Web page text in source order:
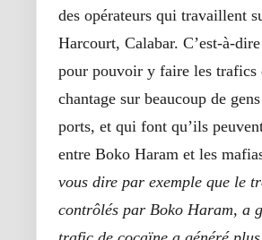
des opérateurs qui travaillent
Harcourt, Calabar. C’est-à-
pour pouvoir y faire les trafics
chantage sur beaucoup de
ports, et qui font qu’ils
entre Boko Haram et les
vous dire par exemple que le
contrôlés par Boko Haram, a